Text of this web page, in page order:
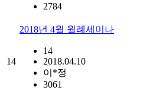
2784
14
2018년 4월 월례세미나
14
2018.04.10
이*정
3061